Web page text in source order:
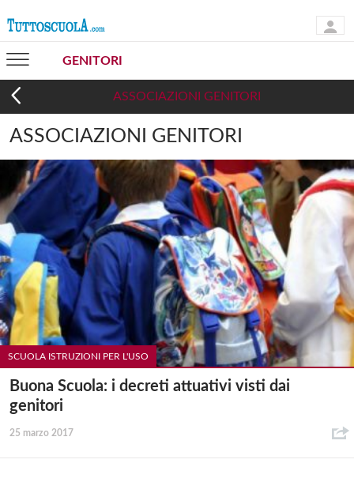
GENITORI
ASSOCIAZIONI GENITORI
ASSOCIAZIONI GENITORI
SCUOLA ISTRUZIONI PER L'USO
Buona Scuola: i decreti attuativi visti dai
genitori
25 marzo 2017